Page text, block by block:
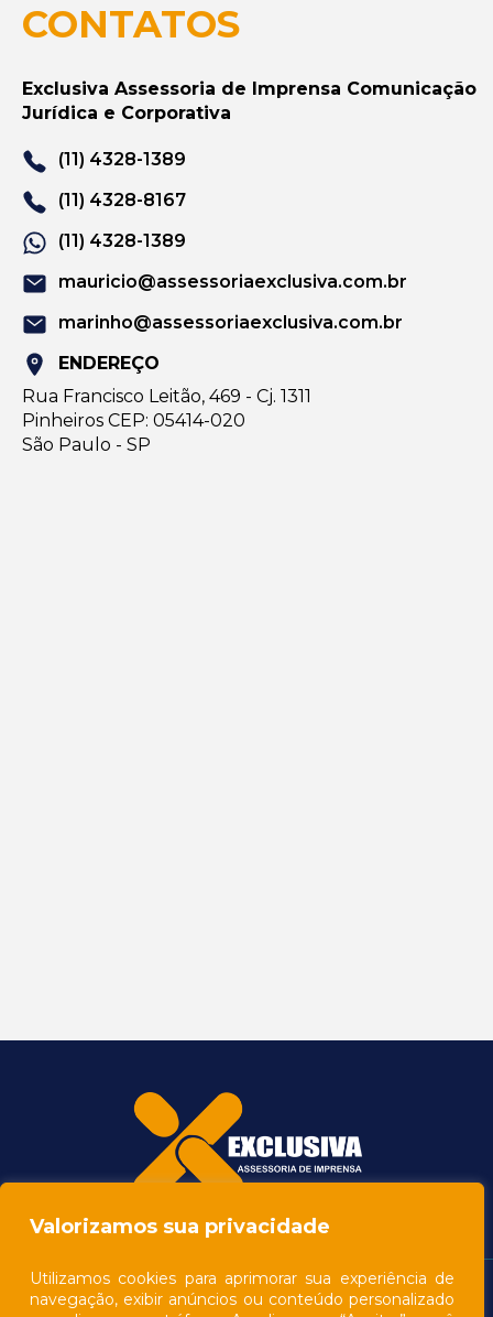
Valorizamos sua privacidade
Utilizamos cookies para aprimorar sua experiência de
navegação, exibir anúncios ou conteúdo personalizado
CONTATOS
Exclusiva Assessoria de Imprensa Comunicação
Jurídica e Corporativa
(11) 4328-1389
(11) 4328-8167
(11) 4328-1389
mauricio@assessoriaexclusiva.com.br
marinho@assessoriaexclusiva.com.br
ENDEREÇO
Rua Francisco Leitão, 469 - Cj. 1311
Pinheiros CEP: 05414-020
São Paulo - SP